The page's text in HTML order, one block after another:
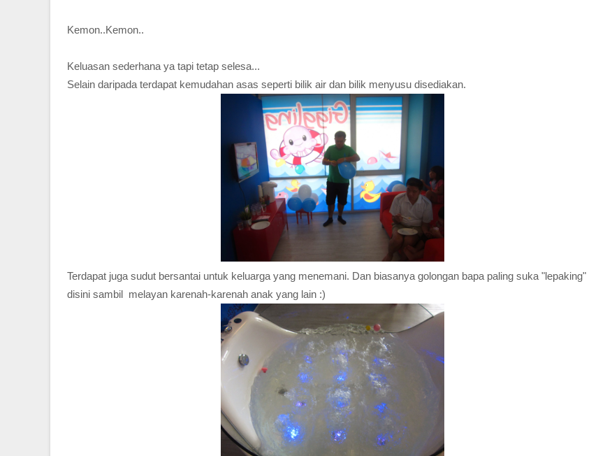
Kemon..Kemon..
Keluasan sederhana ya tapi tetap selesa...
Selain daripada terdapat kemudahan asas seperti bilik air dan bilik menyusu disediakan.
Terdapat juga sudut bersantai untuk keluarga yang menemani. Dan biasanya golongan bapa paling suka "lepaking"
disini sambil melayan karenah-karenah anak yang lain :)